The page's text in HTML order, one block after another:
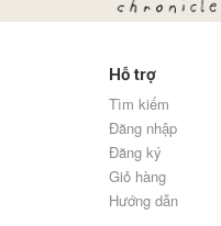
Hỗ trợ
Tìm kiếm
Đăng nhập
Đăng ký
Giỏ hàng
Hướng dẫn